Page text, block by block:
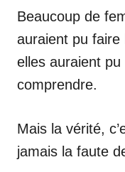
Beaucoup de
auraient pu
elles auraient
comprendre.
Mais la vérité,
jamais la faute